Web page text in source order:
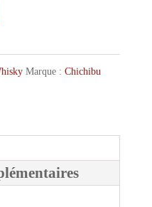
Marque : Chichibu